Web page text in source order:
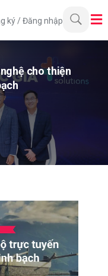
ký /Đăng nhập
cho thiện